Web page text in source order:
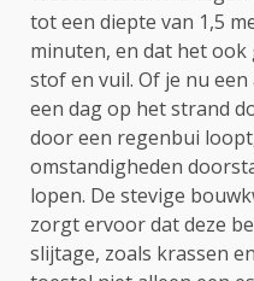
tot een diepte van 1,5
minuten, en dat het ook
stof en vuil. Of je nu
een dag op het strand
door een regenbui
omstandigheden
lopen. De stevige
zorgt ervoor dat deze
slijtage, zoals krassen